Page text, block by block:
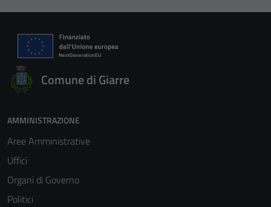
Comune di Giarre
AMMINISTRAZIONE
Aree Amministrative
Uffici
Organi di Governo
Politici